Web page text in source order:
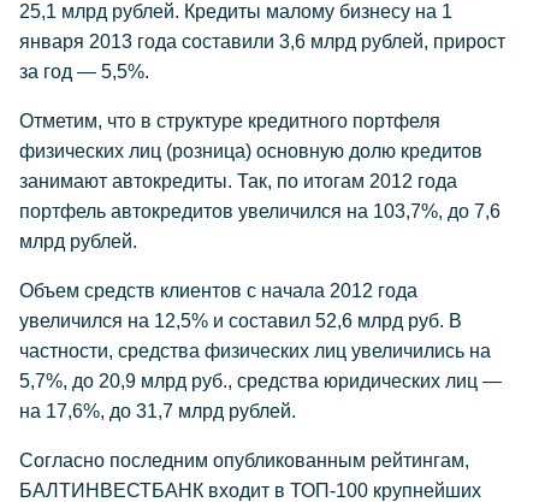
25,1 млрд рублей. Кредиты малому бизнесу на 1
января 2013 года составили 3,6 млрд рублей, прирост
за год — 5,5%.
Отметим, что в структуре кредитного портфеля
физических лиц (розница) основную долю кредитов
занимают автокредиты. Так, по итогам 2012 года
портфель автокредитов увеличился на 103,7%, до 7,6
млрд рублей.
Объем средств клиентов с начала 2012 года
увеличился на 12,5% и составил 52,6 млрд руб. В
частности, средства физических лиц увеличились на
5,7%, до 20,9 млрд руб., средства юридических лиц —
на 17,6%, до 31,7 млрд рублей.
Согласно последним опубликованным рейтингам,
БАЛТИНВЕСТБАНК входит в ТОП-100 крупнейших